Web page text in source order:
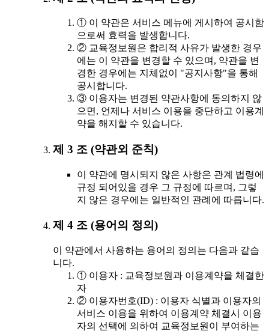
① 이 약관은 서비스 메뉴에 게시하여 공시함
으로써 효력을 발생합니다.
② 교육정보원은 합리적 사유가 발생한 경우
에는 이 약관을 변경할 수 있으며, 약관을 변
경한 경우에는 지체없이 "공지사항"을 통해
공시합니다.
③ 이용자는 변경된 약관사항에 동의하지 않
으면, 언제나 서비스 이용을 중단하고 이용계
약을 해지할 수 있습니다.
제 3 조 (약관외 준칙)
이 약관에 명시되지 않은 사항은 관계 법령에
규정 되어있을 경우 그 규정에 따르며, 그렇
지 않은 경우에는 일반적인 관례에 따릅니다.
제 4 조 (용어의 정의)
이 약관에서 사용하는 용어의 정의는 다음과 같습
니다.
① 이용자 : 교육정보원과 이용계약을 체결한
자
② 이용자번호(ID) : 이용자 식별과 이용자의
서비스 이용을 위하여 이용계약 체결시 이용
자의 선택에 의하여 교육정보원이 부여하는